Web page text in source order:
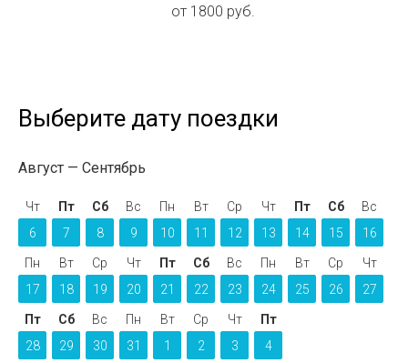
от 1800 руб.
Выберите дату поездки
Август Сентябрь
Чт
6
Пт
7
Сб
8
Вс
9
Пн
10
Вт
11
Ср
12
Чт
13
Пт
14
Сб
15
Вс
16
Пн
17
Вт
18
Ср
19
Чт
20
Пт
21
Сб
22
Вс
23
Пн
24
Вт
25
Ср
26
Чт
27
Пт
28
Сб
29
Вс
30
Пн
31
Вт
1
Ср
2
Чт
3
Пт
4